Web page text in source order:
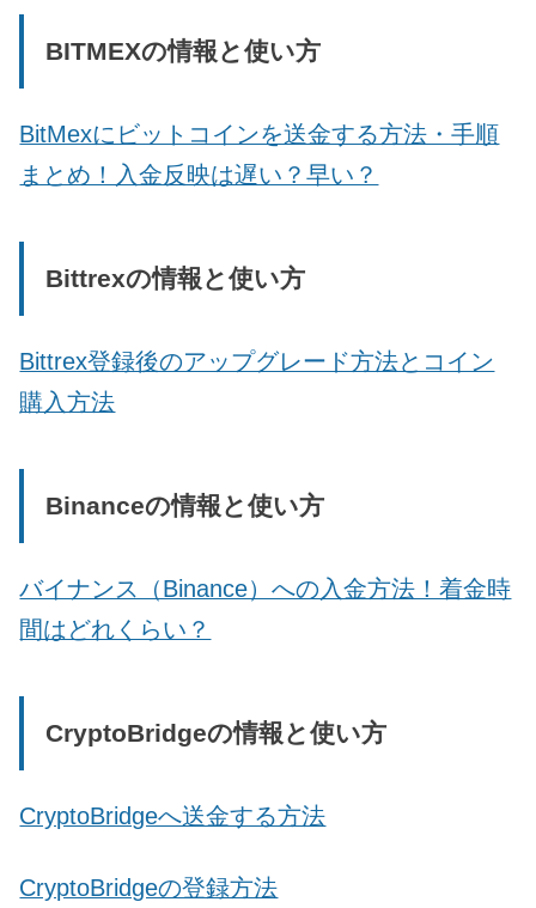
BITMEXの情報と使い方
BitMexにビットコインを送金する方法・手順
まとめ！入金反映は遅い？早い？
Bittrexの情報と使い方
Bittrex登録後のアップグレード方法とコイン
購入方法
Binanceの情報と使い方
バイナンス（Binance）への入金方法！着金時
間はどれくらい？
CryptoBridgeの情報と使い方
CryptoBridgeへ送金する方法
CryptoBridgeの登録方法